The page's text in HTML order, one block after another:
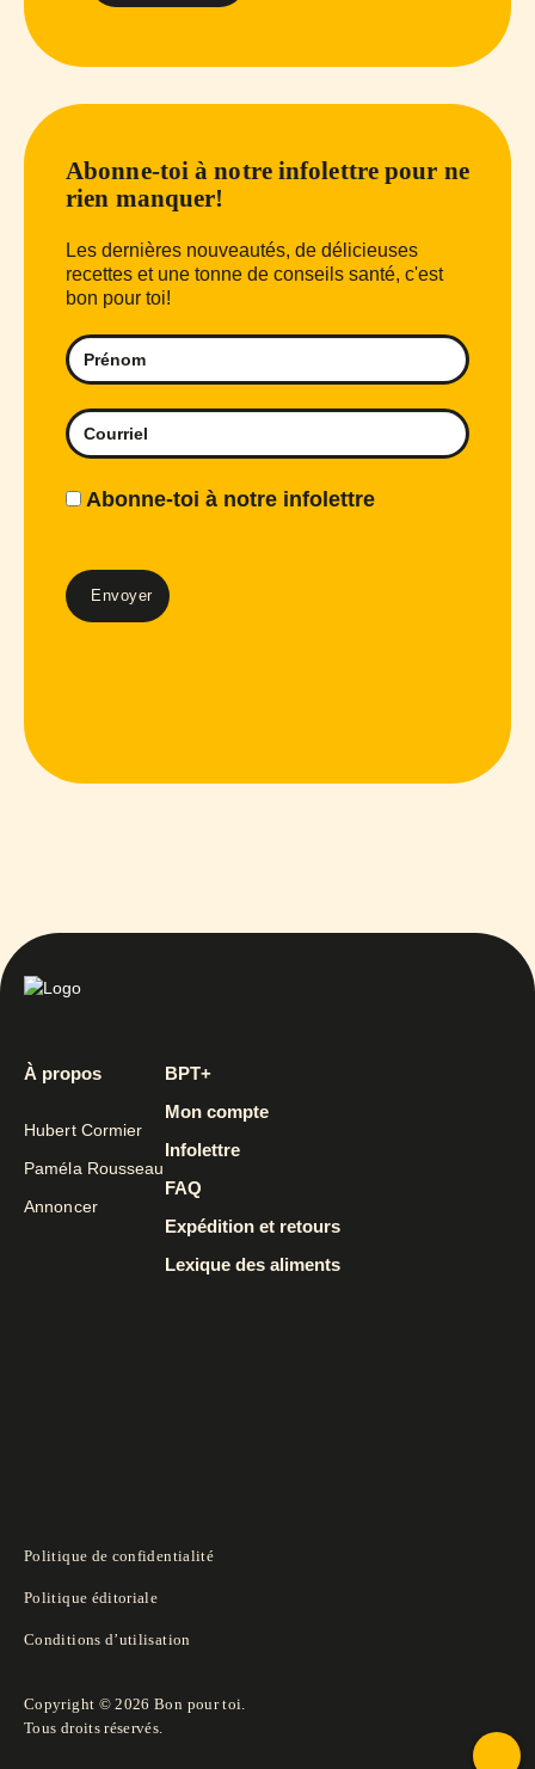
Abonne-toi à notre infolettre pour ne
rien manquer!
Les dernières nouveautés, de délicieuses
recettes et une tonne de conseils santé, c'est
bon pour toi!
Abonne-toi à notre infolettre
À propos
Hubert Cormier
Paméla Rousseau
Annoncer
BPT+
Mon compte
Infolettre
FAQ
Expédition et retours
Lexique des aliments
Politique de confidentialité
Politique éditoriale
Conditions d’utilisation
Copyright © 2026 Bon pour toi.
Tous droits réservés.